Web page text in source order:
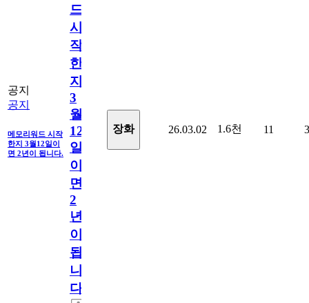
공지
공지
메모리워드 시작
한지 3월12일이
면 2년이 됩니다.
드
시
작
한
지
3
월
12
일
이
면
2
년
이
됩
니
다.
장화 26.03.02 1.6천 11 3